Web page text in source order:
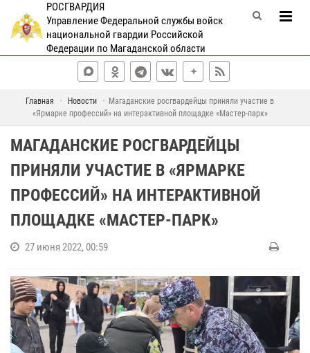
РОСГВАРДИЯ
Управление Федеральной службы войск
национальной гвардии Российской
Федерации по Магаданской области
Главная Новости
Магаданские росгвардейцы приняли участие в
«Ярмарке профессий» на интерактивной площадке «Мастер-парк»
МАГАДАНСКИЕ РОСГВАРДЕЙЦЫ
ПРИНЯЛИ УЧАСТИЕ В «ЯРМАРКЕ
ПРОФЕССИЙ» НА ИНТЕРАКТИВНОЙ
ПЛОЩАДКЕ «МАСТЕР-ПАРК»
27 июня 2022, 00:59